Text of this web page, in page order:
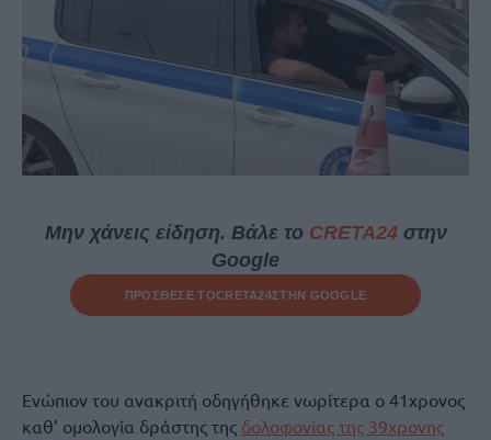
Μην χάνεις είδηση. Βάλε το CRETA24στην
Google
ΠΡΟΣΘΕΣΕ ΤΟCRETA24ΣΤΗΝ GOOGLE
Ενώπιον του ανακριτή οδηγήθηκε νωρίτερα ο 41χρονος
καθ’ ομολογία δράστης της δολοφονίας της 39χρονης